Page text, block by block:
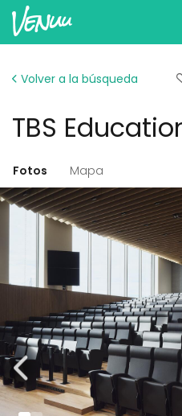
Publicar
Volver a la búsqueda
TBS
Fotos Mapa